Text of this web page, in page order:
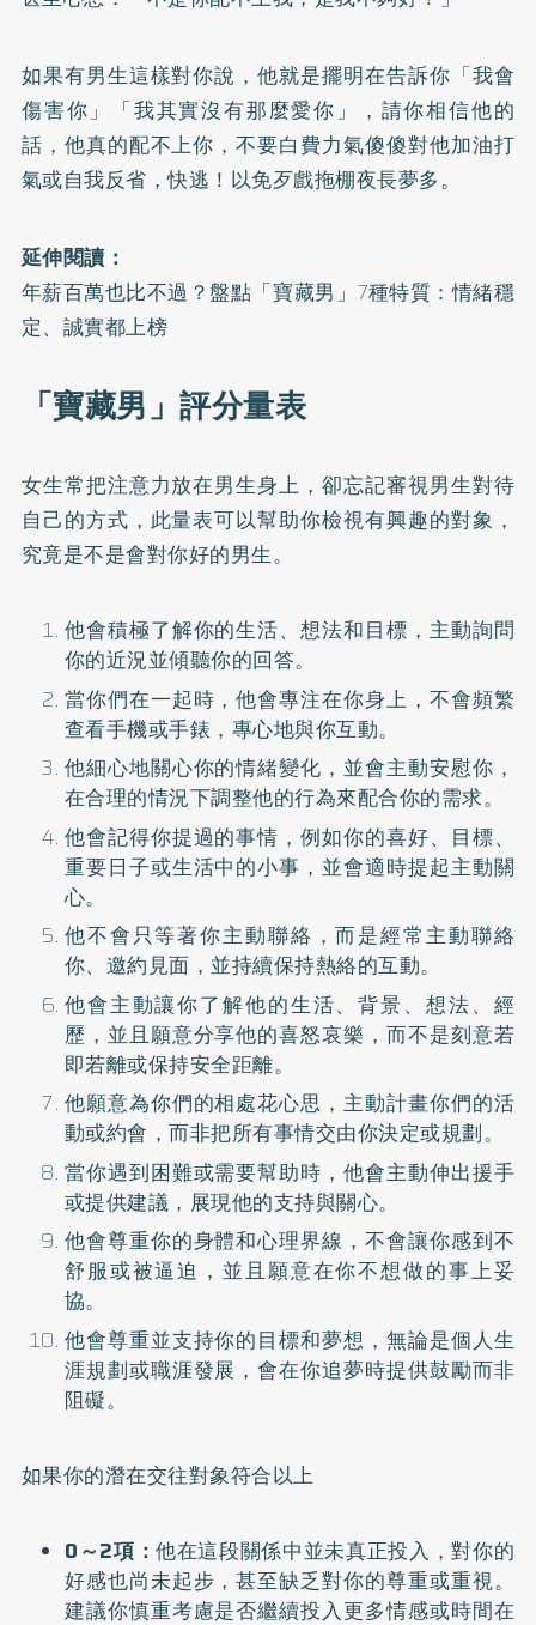
如果有男生這樣對你說，他就是擺明在告訴你「我會
傷害你」「我其實沒有那麼愛你」，請你相信他的
話，他真的配不上你，不要白費力氣傻傻對他加油打
氣或自我反省，快逃！以免歹戲拖棚夜長夢多。
延伸閱讀：
年薪百萬也比不過？盤點「寶藏男」7種特質：情緒穩
定、誠實都上榜
「寶藏男」評分量表
女生常把注意力放在男生身上，卻忘記審視男生對待
自己的方式，此量表可以幫助你檢視有興趣的對象，
究竟是不是會對你好的男生。
他會積極了解你的生活、想法和目標，主動詢問
你的近況並傾聽你的回答。
當你們在一起時，他會專注在你身上，不會頻繁
查看手機或手錶，專心地與你互動。
他細心地關心你的情緒變化，並會主動安慰你，
在合理的情況下調整他的行為來配合你的需求。
他會記得你提過的事情，例如你的喜好、目標、
重要日子或生活中的小事，並會適時提起主動關
心。
他不會只等著你主動聯絡，而是經常主動聯絡
你、邀約見面，並持續保持熱絡的互動。
他會主動讓你了解他的生活、背景、想法、經
歷，並且願意分享他的喜怒哀樂，而不是刻意若
即若離或保持安全距離。
他願意為你們的相處花心思，主動計畫你們的活
動或約會，而非把所有事情交由你決定或規劃。
當你遇到困難或需要幫助時，他會主動伸出援手
或提供建議，展現他的支持與關心。
他會尊重你的身體和心理界線，不會讓你感到不
舒服或被逼迫，並且願意在你不想做的事上妥
協。
他會尊重並支持你的目標和夢想，無論是個人生
涯規劃或職涯發展，會在你追夢時提供鼓勵而非
阻礙。
如果你的潛在交往對象符合以上
0～2項：他在這段關係中並未真正投入，對你的
好感也尚未起步，甚至缺乏對你的尊重或重視。
建議你慎重考慮是否繼續投入更多情感或時間在